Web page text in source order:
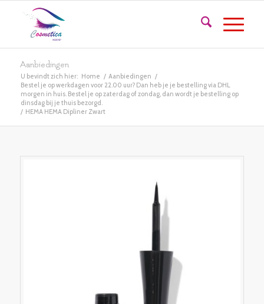
Aanbiedingen
U bevindt zich hier: Home / Aanbiedingen /
Bestel je op werkdagen voor 22.00 uur? Dan heb je je bestelling via DHL
morgen in huis. Bestel je op zaterdag of zondag, dan wordt je bestelling op
dinsdag bij je thuis bezorgd.
/ HEMA HEMA Dipliner Zwart